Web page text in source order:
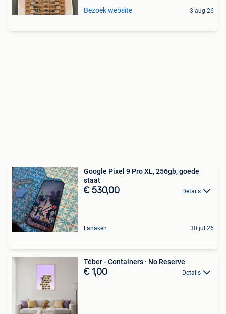
Bezoek website 3 aug 26
Google Pixel 9 Pro XL, 256gb, goede
staat
€ 530,00 Details
Lanaken 30 jul 26
Téber - Containers · No Reserve
€ 1,00 Details